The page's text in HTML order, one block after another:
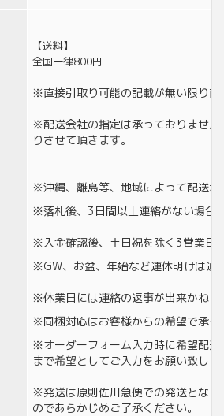
【送料】
全国一律800円
※直接引取り可能の記載が無い限り
※配送会社の指定は承っておりませ
りさせて頂きます。
※沖縄、離島等、地域によって配送
※落札後、3日間以上連絡がない場合
※入金確認後、土日祝を除く3営業日
※GW、お盆、年始など連休明けは通
※休業日には連絡の返事が出来かね
※同梱対応はお客様からの希望で承
※オーダーフォーム入力時に希望配
まで希望としてご入力をお願い致しま
※発送は原則佐川急便での発送とな
のであらかじめご了承ください。